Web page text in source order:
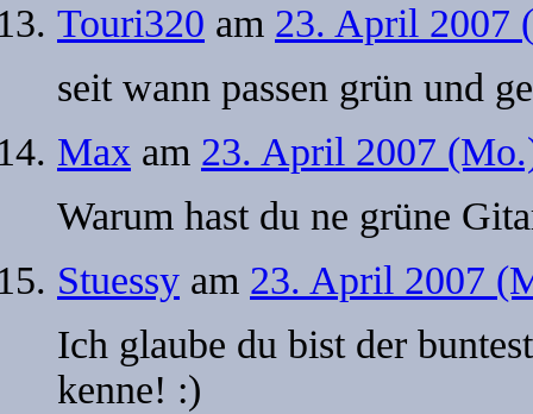
Touri320 am 23. April 2007
seit wann passen grün und
Max am 23. April 2007
Warum hast du ne grüne
Stuessy am 23. April 2007
Ich glaube du bist der
kenne! :)